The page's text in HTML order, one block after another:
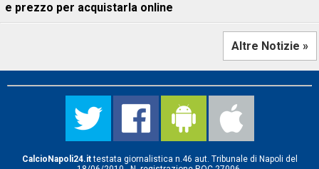
e prezzo per acquistarla online
Altre Notizie »
CalcioNapoli24.ittestata giornalistica n.46 aut. Tribunale di Napoli del